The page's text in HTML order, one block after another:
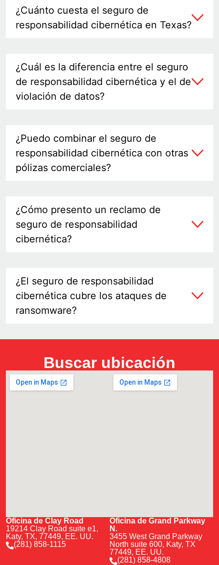
¿Cuánto cuesta el seguro de
responsabilidad cibernética en Texas?
¿Cuál es la diferencia entre el seguro
de responsabilidad cibernética y el de
violación de datos?
¿Puedo combinar el seguro de
responsabilidad cibernética con otras
pólizas comerciales?
¿Cómo presento un reclamo de
seguro de responsabilidad
cibernética?
¿El seguro de responsabilidad
cibernética cubre los ataques de
ransomware?
Buscar ubicación
Oficina de Clay Road
19214 Clay Road suite e1,
Katy, TX, 77449, EE. UU.
(281) 858-1115
Oficina de Grand Parkway
N.
3455 West Grand Parkway
North suite 600, Katy, TX
77449, EE. UU.
(281) 858-4808